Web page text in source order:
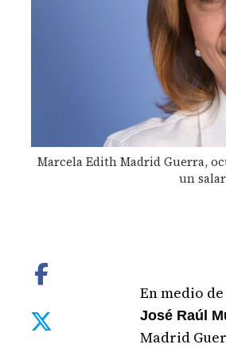
Marcela Edith Madrid Guerra,
un
En medio
José Raúl
Madrid